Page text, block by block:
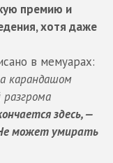
премию и
хотя даже
в мемуарах:
карандашом
разгрома
здесь, —
может умирать